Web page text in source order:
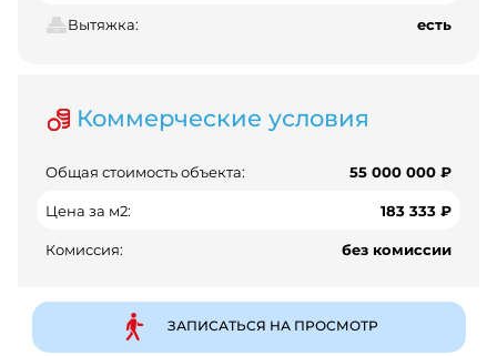
Вытяжка: есть
Коммерческие условия
Общая стоимость объекта: 55 000 000 ₽
Цена за м2: 183 333 ₽
Комиссия: без комиссии
ЗАПИСАТЬСЯ НА ПРОСМОТР